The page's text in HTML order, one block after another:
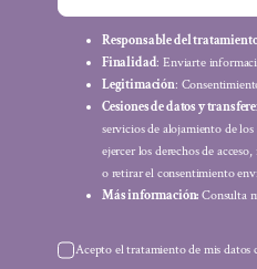
Responsable del
Finalidad: Enviarte
Legitimación:
Cesiones de datos y
servicios de alojamiento de
ejercer los derechos de
o retirar el consentimiento
Más información: Consulta
Acepto el tratamiento de mis